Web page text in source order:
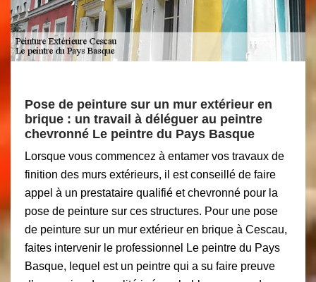
Pose de peinture sur un mur extérieur en
brique : un travail à déléguer au peintre
chevronné Le peintre du Pays Basque
Lorsque vous commencez à entamer vos travaux de
finition des murs extérieurs, il est conseillé de faire
appel à un prestataire qualifié et chevronné pour la
pose de peinture sur ces structures. Pour une pose
de peinture sur un mur extérieur en brique à Cescau,
faites intervenir le professionnel Le peintre du Pays
Basque, lequel est un peintre qui a su faire preuve